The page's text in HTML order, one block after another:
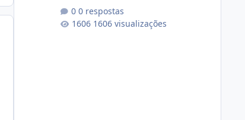
0 respostas
1606 visualizações